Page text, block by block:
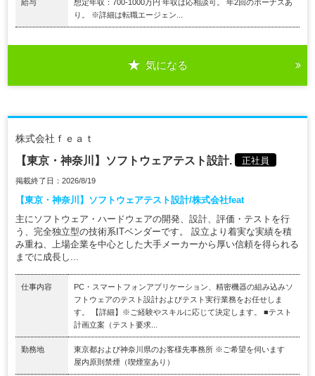
給与
想定年収：700-1000万円 年収は応相談可。 年2回のボーナスあ
り。 ※詳細は転職エージェン...
気になる
株式会社ｆｅａｔ
【東京・神奈川】ソフトウェアテスト設計. 正社員
掲載終了日：2026/8/19
【東京・神奈川】ソフトウェアテスト設計/株式会社feat
主にソフトウェア・ハードウェアの開発、設計、評価・テストを行
う、完全独立型の技術系ITベンダーです。 設立より着実な実績を積
み重ね、上場企業を中心とした大手メーカーから厚い信頼を得られる
までに成長し...
仕事内容
PC・スマートフォンアプリケーション、精密機器の組み込みソ
フトウェアのテスト設計およびテスト実行業務をお任せしま
す。 【詳細】※ご経験やスキルに応じて決定します。 ■テスト
計画立案（テスト要求...
勤務地
東京都および神奈川県のお客様先事務所 ※ご希望を伺います
屋内原則禁煙（喫煙室あり）